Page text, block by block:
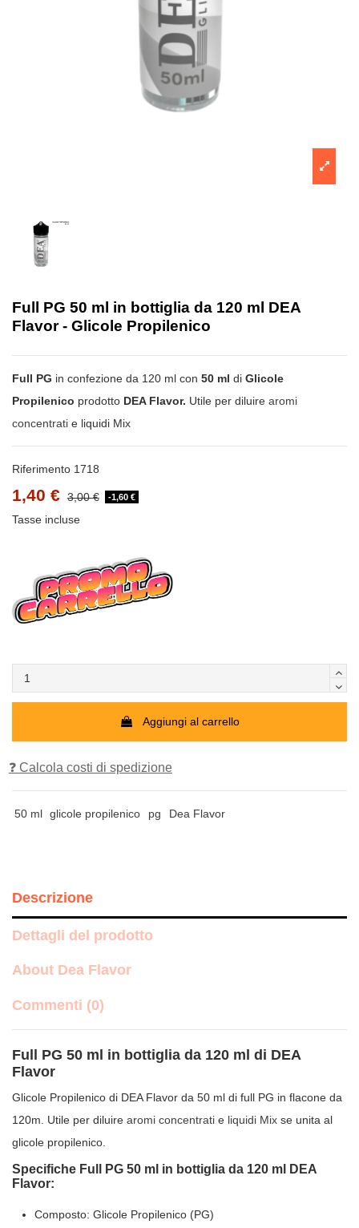
Full PG 50 ml in bottiglia da 120 ml DEA
Flavor - Glicole Propilenico
Full PG in confezione da 120 ml con 50 ml di Glicole
Propilenico prodotto DEA Flavor. Utile per diluire aromi
concentrati e liquidi Mix
Riferimento 1718
1,40 € 3,00 € -1,60 €
Tasse incluse
Aggiungi al carrello
❓ Calcola costi di spedizione
50 ml glicole propilenico pg Dea Flavor
Descrizione
Dettagli del prodotto
About Dea Flavor
Commenti (0)
Full PG 50 ml in bottiglia da 120 ml di DEA
Flavor
Glicole Propilenico di DEA Flavor da 50 ml di full PG in flacone da
120m. Utile per diluire aromi concentrati e liquidi Mix se unita al
glicole propilenico.
Specifiche Full PG 50 ml in bottiglia da 120 ml DEA
Flavor:
Composto: Glicole Propilenico (PG)